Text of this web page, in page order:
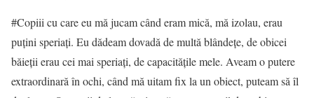
#Copiii cu care eu mă jucam când eram mică, mă izolau, erau
puţini speriaţi. Eu dădeam dovadă de multă blândeţe, de obicei
băieţii erau cei mai speriaţi, de capacităţile mele. Aveam o putere
extraordinară în ochi, când mă uitam fix la un obiect, puteam să îl